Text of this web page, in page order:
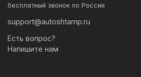
бесплатный звонок по России
support@autoshtamp.ru
Есть вопрос?
Напишите нам